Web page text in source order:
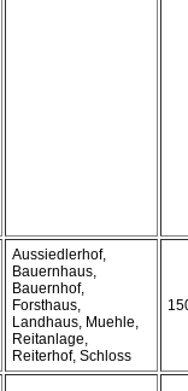
Aussiedlerhof,
Bauernhaus,
Bauernhof,
Forsthaus,
Landhaus, Muehle,
Reitanlage,
Reiterhof, Schloss